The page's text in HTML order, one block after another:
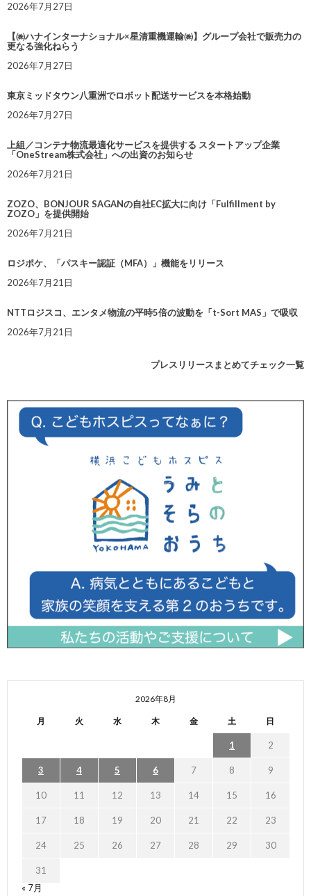
2026年7月27日
【㈱ハナインターナショナル×星清重機運輸㈱】グループ会社で販売力の
更なる強化ねらう
2026年7月27日
東京ミッドタウン八重洲でロボット配送サービスを本格始動
2026年7月27日
上組／コンテナ物流最適化サービスを提供する スタートアップ企業
「OneStream株式会社」への出資のお知らせ
2026年7月21日
ZOZO、BONJOUR SAGANの自社EC拡大に向け「Fulfillment by
ZOZO」を提供開始
2026年7月21日
ロジポケ、「パスキー認証（MFA）」機能をリリース
2026年7月21日
NTTロジスコ、エンタメ物流の平時5倍の波動を「t-Sort MAS」で吸収
2026年7月21日
プレスリリースまとめてチェック一覧
2026年8月
月 火 水 木 金 土 日
1 2
3 4 5 6 7 8 9
10 11 12 13 14 15 16
17 18 19 20 21 22 23
24 25 26 27 28 29 30
31
« 7月